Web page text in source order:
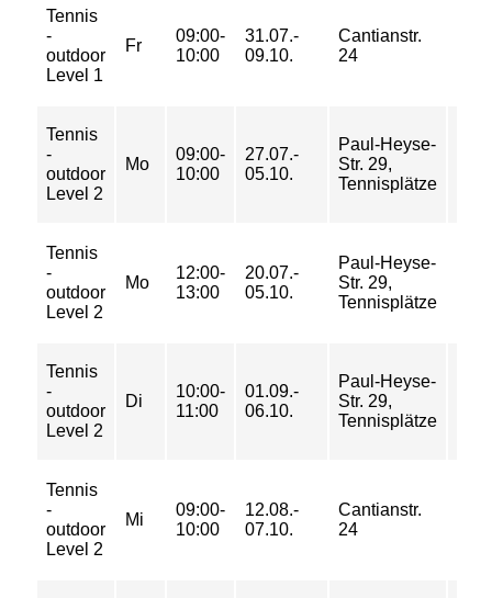
Tennis
-
outdoor
Level 1
Fr
09:00-
10:00
31.07.-
09.10.
Cantianstr.
24
Tennis
-
outdoor
Level 2
Mo
09:00-
10:00
27.07.-
05.10.
Paul-Heyse-
Str. 29,
Tennisplätze
Tennis
-
outdoor
Level 2
Mo
12:00-
13:00
20.07.-
05.10.
Paul-Heyse-
Str. 29,
Tennisplätze
Tennis
-
outdoor
Level 2
Di
10:00-
11:00
01.09.-
06.10.
Paul-Heyse-
Str. 29,
Tennisplätze
Tennis
-
outdoor
Level 2
Mi
09:00-
10:00
12.08.-
07.10.
Cantianstr.
24